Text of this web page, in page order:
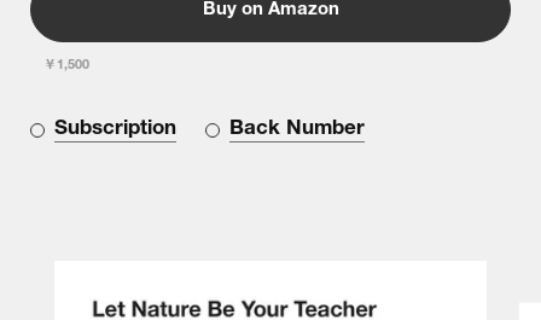
Buy on Amazon
￥1,500
Subscription Back Number